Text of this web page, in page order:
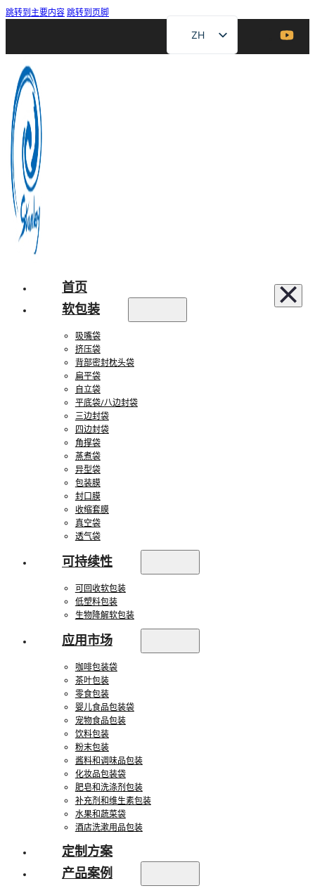
跳转到主要内容跳转到页脚
ZH
EN
首页
软包装
吸嘴袋
挤压袋
背部密封枕头袋
扁平袋
自立袋
平底袋/八边封袋
三边封袋
四边封袋
角撑袋
蒸煮袋
异型袋
包装膜
封口膜
收缩套膜
真空袋
透气袋
可持续性
可回收软包装
低塑料包装
生物降解软包装
应用市场
咖啡包装袋
茶叶包装
零食包装
婴儿食品包装袋
宠物食品包装
饮料包装
粉末包装
酱料和调味品包装
化妆品包装袋
肥皂和洗涤剂包装
补充剂和维生素包装
水果和蔬菜袋
酒店洗漱用品包装
定制方案
产品案例